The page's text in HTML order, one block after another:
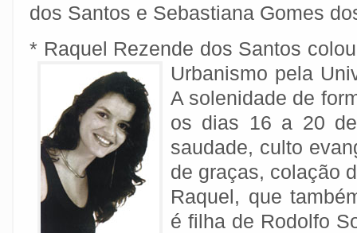
dos Santos e Sebastiana Gomes
* Raquel Rezende dos Santos
Urbanismo pela
A solenidade de
os dias 16 a 20
saudade, culto
de graças, colação
Raquel, que
é filha de Rodolfo